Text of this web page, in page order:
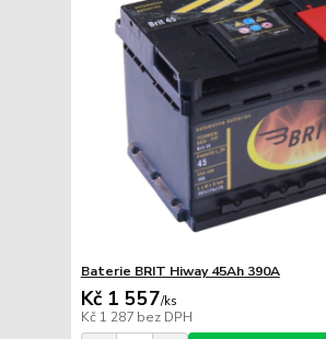
Baterie BRIT Hiway 45Ah 390A
Kč 1 557/ks
Kč 1 287 bez DPH